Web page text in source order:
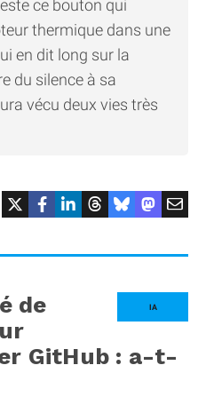
ce bouton qui
thermique dans une
en dit long sur la
du silence à sa
vécu deux vies très
IA
de
GitHub : a-t-